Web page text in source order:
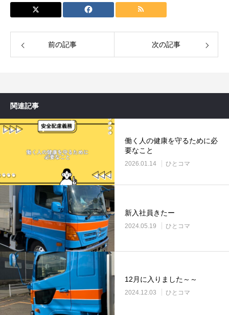
前の記事 次の記事
関連記事
働く人の健康を守るために必
要なこと
2026.01.14 ひとコマ
新入社員きたー
2024.05.19 ひとコマ
12月に入りました～～
2024.12.03 ひとコマ